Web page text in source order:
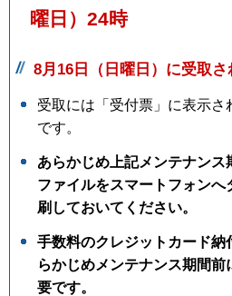
曜日 ）24時
8月16日（日曜日）に受取
受取には「受付票」に表示
です。
あらかじめ上記メンテナン
ファイルをスマートフォン
刷しておいてください。
手数料のクレジットカード納
らかじめメンテナンス期間
要です。